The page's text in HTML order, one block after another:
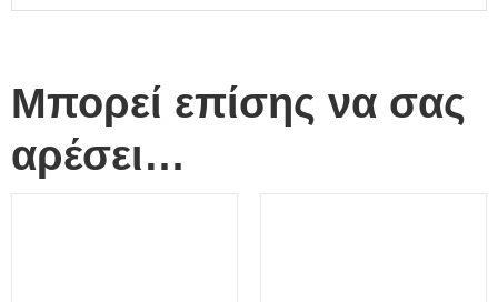
Μπορεί επίσης να σας
αρέσει…